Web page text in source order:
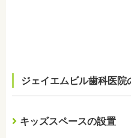
ジェイエムビル歯科医院
キッズスペースの設置